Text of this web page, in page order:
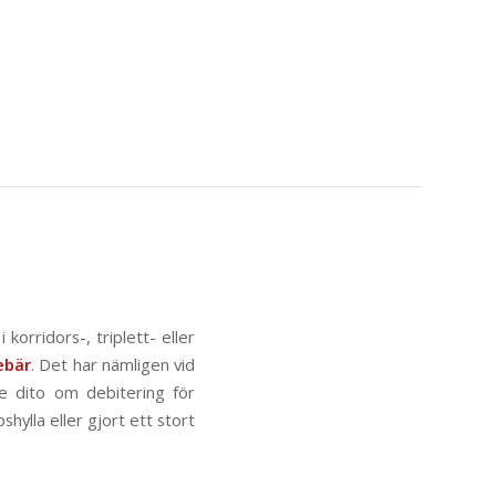
i korridors-, triplett- eller
. Det har nämligen vid
dito om debitering för
eller gjort ett stort